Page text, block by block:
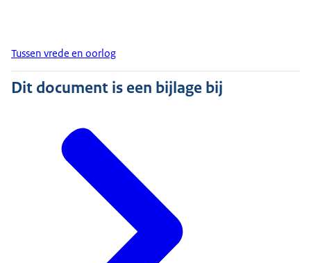
Tussen vrede en oorlog
Dit document is een bijlage bij